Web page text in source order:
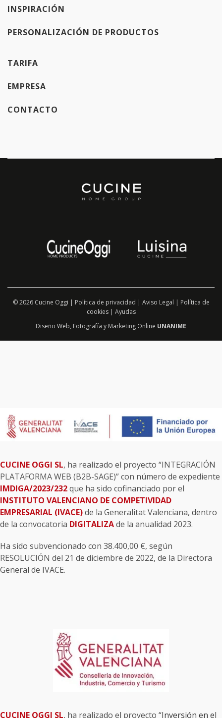
INSPIRACIÓN
PERSONALIZACIÓN DE PRODUCTOS
TARIFA
EMPRESA
CONTACTO
© 2026 Cucine Oggi | Política de privacidad | Aviso Legal | Política de
cookies| Ayudas
Diseño Web, Fotografía y Marketing Online UNANIME
CUCINE OGGI SL, ha realizado el proyecto “INTEGRACIÓN
PLATAFORMA WEB (B2B-SAGE)” con número de expediente
IMDIGA/2023/232que ha sido cofinanciado por el
INSTITUTO VALENCIANO DE COMPETIVIDAD
EMPRESARIAL (IVACE)de la Generalitat Valenciana, dentro
de la convocatoria DIGITALIZAde la anualidad 2023.
Ha sido subvencionado con 38.400,00 €, según
RESOLUCIÓN del 21 de diciembre de 2022, de la Directora
General de IVACE.
CUCINE OGGI SL, ha realizado el proyecto “Inversión en el